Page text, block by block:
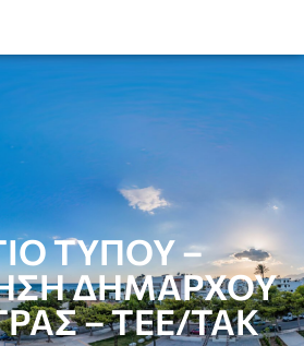
ΤΥΠΟΥ –
ΔΗΜΑΡΧΟΥ
– ΤΕΕ/ΤΑΚ